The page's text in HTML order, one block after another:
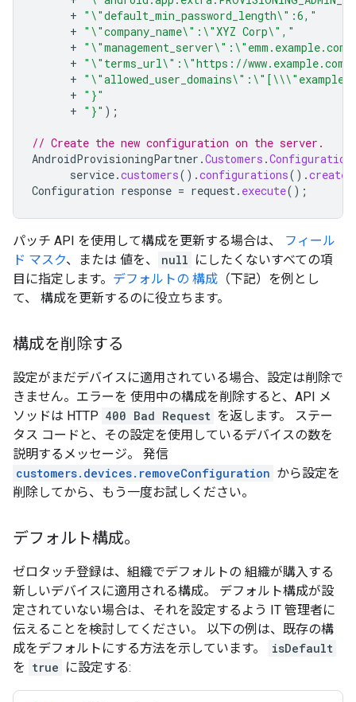
+ "\"default_min_password_length\":6,"
+ "\"company_name\":\"XYZ Corp\","
+
+ "\"terms_url\":\"https://
+
+ "}"
+ "}" );
// Create the new configuration on the server.
AndroidProvisioningPartner .Customers .
service.customers().configurations().create
Configuration response = request. execute();
パッチ API を使用して構成を更新する場合は、
フィール
ド マスク、または 値を、 null にしたくないすべての項
目に指定します。 デフォルトの 構成 （下記）を例とし
て、 構成を更新するのに役立ちます。
構成を削除する
設定がまだデバイスに適用されている場合、設定は削除で
きません。エラーを 使用中の構成を削除すると、API メ
ソッドは HTTP 400 Bad Request を返します。 ステー
タス コードと、その設定を使用しているデバイスの数を
説明するメッセージ。 発信
customers.devices.removeConfiguration から設定を
削除してから、もう一度お試しください。
デフォルト構成。
ゼロタッチ登録は、組織でデフォルトの 組織が購入する
新しいデバイスに適用される構成。 デフォルト構成が設
定されていない場合は、それを設定するよう IT 管理者に
伝えることを検討してください。 以下の例は、既存の構
成をデフォルトにする方法を示しています。
isDefault
を true に設定する: